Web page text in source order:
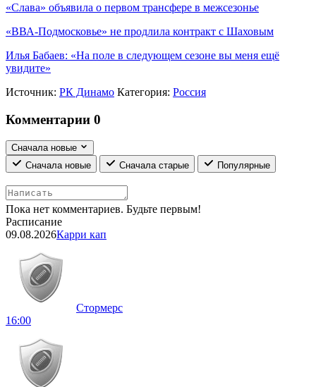
«Слава» объявила о первом трансфере в межсезонье
«ВВА-Подмосковье» не продлила контракт с Шаховым
Илья Бабаев: «На поле в следующем сезоне вы меня ещё
увидите»
Источник: РК Динамо Категория: Россия
Комментарии 0
Сначала новые
Сначала новые
Сначала старые Популярные
Пока нет комментариев. Будьте первым!
Расписание
09.08.2026Карри кап
Стормерс
16:00